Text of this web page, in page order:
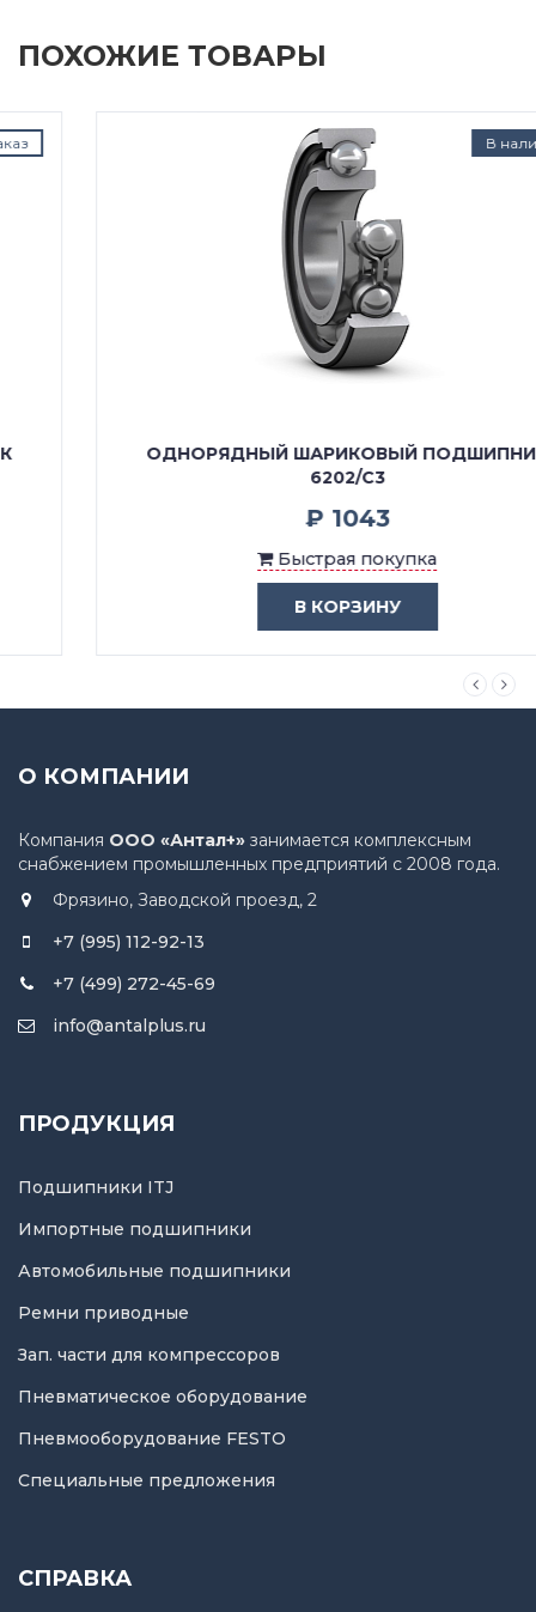
ПОХОЖИЕ ТОВАРЫ
ОДНОРЯДНЫЙ ШАРИКОВЫЙ ПОДШИПНИК
₽ 1043
Быстрая покупка
В КОРЗИНУ
О КОМПАНИИ
Компания ООО «Антал+» занимается комплексным
снабжением промышленных предприятий с 2008 года.
Фрязино, Заводской проезд, 2
+7 (995) 112-92-13
+7 (499) 272-45-69
info@antalplus.ru
ПРОДУКЦИЯ
Подшипники ITJ
Импортные подшипники
Автомобильные подшипники
Ремни приводные
Зап. части для компрессоров
Пневматическое оборудование
Пневмооборудование FESTO
Специальные предложения
СПРАВКА